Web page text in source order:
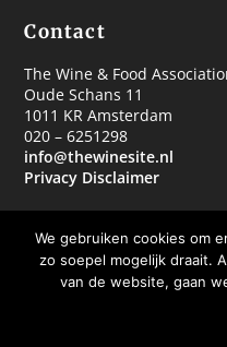
Contact
The Wine & Food
Oude Schans 11
1011 KR Amsterdam
020 – 6251298
info@thewinesite.nl
Privacy Disclaimer
We gebruiken cookies om
zo soepel mogelijk draait.
van de website, gaan